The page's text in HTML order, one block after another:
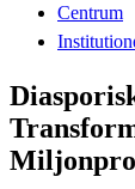
Centrum